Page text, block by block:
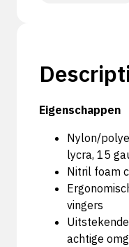
Eigenschappen
Nylon/
lycra, 15
Nitril foam
vingers
achtige